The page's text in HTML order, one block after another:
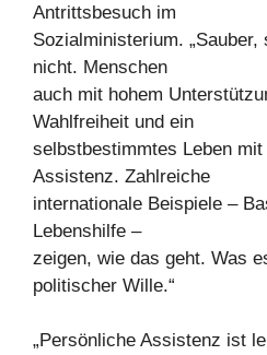
Antrittsbesuch im
Sozialministerium.
nicht. Menschen
auch mit hohem
Wahlfreiheit und ein
selbstbestimmtes Leben
Assistenz. Zahlreiche
internationale Beispiele –
Lebenshilfe –
zeigen, wie das geht. Was
politischer Wille.“
„Persönliche Assistenz ist